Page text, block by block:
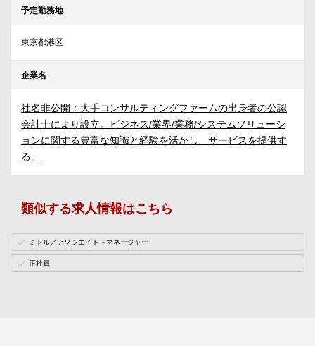
予定勤務地
東京都港区
企業名
社名非公開：大手コンサルティングファームの出身者の公認
会計士により設立。ビジネス/業界/業務/システムソリューシ
ョンに関する豊富な知識と経験を活かし、サービスを提供す
る。
類似する求人情報はこちら
ミドル／アソシエイト～マネージャー
正社員